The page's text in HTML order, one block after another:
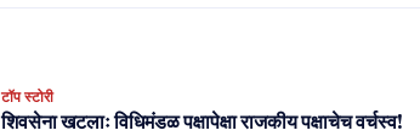
टॉप स्टोरी
शिवसेना खटलाः विधिमंडळ पक्षापेक्षा राजकीय पक्षाचेच वर्चस्व!